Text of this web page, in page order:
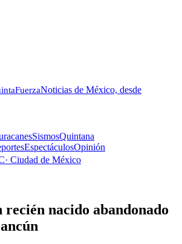
FuerzaNoticias de México, desde
SismosQuintana
EspectáculosOpinión
· Ciudad de México
recién nacido abandonado